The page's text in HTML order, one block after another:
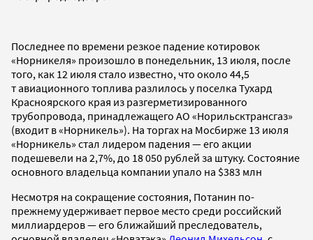
Последнее по времени резкое падение котировок
«Норникеля» произошло в понедельник, 13 июля, после
того, как 12 июля стало известно, что около 44,5
т авиационного топлива разлилось у поселка Тухард
Красноярского края из разгерметизированного
трубопровода, принадлежащего АО «Норильсктрансгаз»
(входит в «Норникель»). На торгах на Мосбирже 13 июля
«Норникель» стал лидером падения — его акции
подешевели на 2,7%, до 18 050 рублей за штуку. Состояние
основного владельца компании упало на $383 млн
Несмотря на сокращение состояния, Потанин по-
прежнему удерживает первое место среди российский
миллиардеров — его ближайший преследователь,